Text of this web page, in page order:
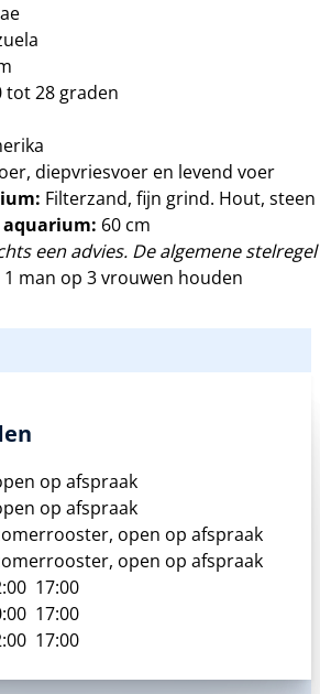
tot 28 graden
diepvriesvoer en levend voer
Filterzand, fijn grind. Hout,
60 cm
een advies. De algemene
1 man op 3 vrouwen houden
op afspraak
op afspraak
open op afspraak
open op afspraak
17:00
17:00
17:00